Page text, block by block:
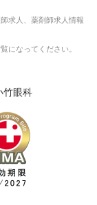
求人、薬剤師求人情報
になってください。
竹眼科